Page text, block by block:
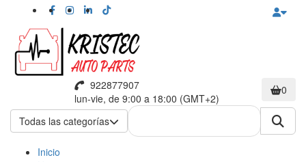
922877907
lun-vie, de 9:00 a 18:00 (GMT+2)
0
Todas las categorías
Inicio